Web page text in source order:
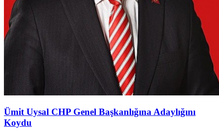
Ümit Uysal CHP Genel Başkanlığına Adaylığını
Koydu